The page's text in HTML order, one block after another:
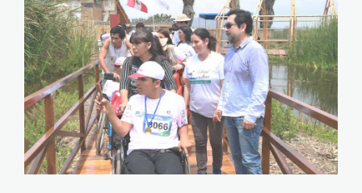
camino-en-pantanos-
de-villa—serfor